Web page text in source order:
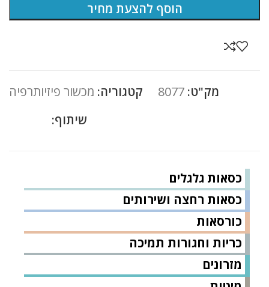
כסאות גלגלים
כסאות רחצה ושירותים
כורסאות
כריות וחגורות תמיכה
מזרונים
הוסף להצעת מחיר
מק"ט: 8077 קטגוריה: מכשור פיזיותרפיה
שיתוף: